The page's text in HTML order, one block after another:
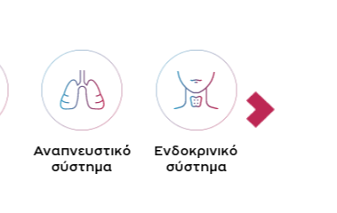
Αναπνευστικό
σύστημα
Ενδοκρινικό
σύστημα